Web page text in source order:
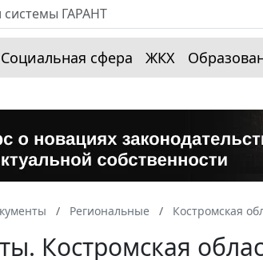
Социальная сфера ЖКХ
Региональные Костромская
Костромская